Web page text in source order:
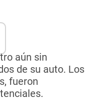
aún sin
de su auto. Los
fueron